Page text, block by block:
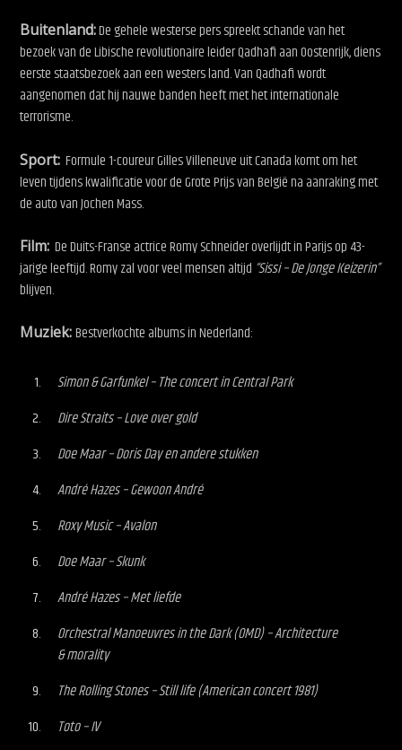
Buitenland:De gehele westerse pers spreekt schande van het
bezoek van de Libische revolutionaire leider Qadhafi aan Oostenrijk, diens
eerste staatsbezoek aan een westers land. Van Qadhafi wordt
aangenomen dat hij nauwe banden heeft met het internationale
terrorisme.
Sport: Formule 1-coureur Gilles Villeneuve uit Canada komt om het
leven tijdens kwalificatie voor de Grote Prijs van België na aanraking met
de auto van Jochen Mass.
Film: De Duits-Franse actrice Romy Schneider overlijdt in Parijs op 43-
jarige leeftijd. Romy zal voor veel mensen altijd “Sissi – De Jonge Keizerin”
blijven.
Muziek:Bestverkochte albums in Nederland:
Simon & Garfunkel – The concert in Central Park
Dire Straits – Love over gold
Doe Maar – Doris Day en andere stukken
André Hazes – Gewoon André
Roxy Music – Avalon
Doe Maar – Skunk
André Hazes – Met liefde
Orchestral Manoeuvres in the Dark (OMD) – Architecture
& morality
The Rolling Stones – Still life (American concert 1981)
Toto – IV